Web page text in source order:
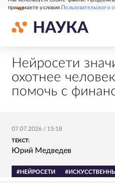
принимаете условияПользовательского
СВЕЖИЙ НОМЕР
Нейросети
охотнее
помочь с
07.07.2026 / 15:18
ТЕКСТ:
Юрий Медведев
#НЕЙРОСЕТИ